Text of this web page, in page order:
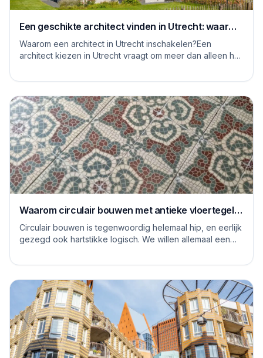
Een geschikte architect vinden in Utrecht: waar
moet je op letten
Waarom een architect in Utrecht inschakelen?Een
architect kiezen in Utrecht vraagt om meer dan alleen het
Waarom circulair bouwen met antieke vloertegels
een goed idee is
Circulair bouwen is tegenwoordig helemaal hip, en eerlijk
gezegd ook hartstikke logisch. We willen allemaal een